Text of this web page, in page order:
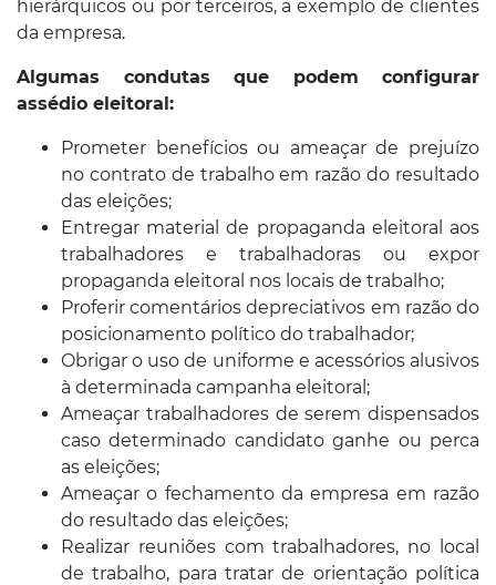
hierárquicos ou por terceiros, a exemplo de clientes
da empresa.
Algumas condutas que podem configurar
assédio eleitoral:
Prometer benefícios ou ameaçar de prejuízo
no contrato de trabalho em razão do resultado
das eleições;
Entregar material de propaganda eleitoral aos
trabalhadores e trabalhadoras ou expor
propaganda eleitoral nos locais de trabalho;
Proferir comentários depreciativos em razão do
posicionamento político do trabalhador;
Obrigar o uso de uniforme e acessórios alusivos
à determinada campanha eleitoral;
Ameaçar trabalhadores de serem dispensados
caso determinado candidato ganhe ou perca
as eleições;
Ameaçar o fechamento da empresa em razão
do resultado das eleições;
Realizar reuniões com trabalhadores, no local
de trabalho, para tratar de orientação política